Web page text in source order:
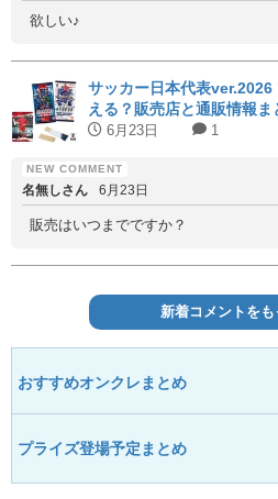
欲しい♪
サッカー日本代表
える？販売店と通販情報ま
6月23日 1
名無しさん 6月23日
販売はいつまでですか？
新着コメントをも
おすすめオンクレまとめ
プライズ登場予定まとめ